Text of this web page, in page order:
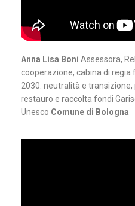
Anna Lisa Boni Assessora,
cooperazione, cabina di
2030: neutralità e
restauro e raccolta fondi
Unesco Comune di Bologna